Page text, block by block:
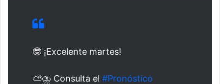
🤓 ¡Excelente martes!
⛅️⛈️ Consulta el #Pronóstico